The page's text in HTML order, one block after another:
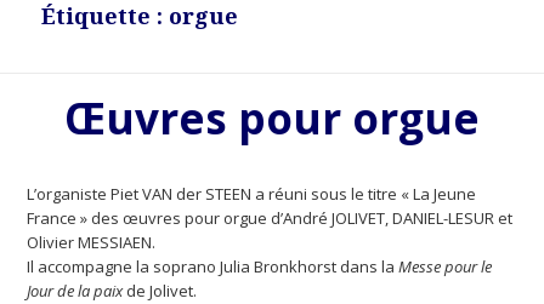
Étiquette : orgue
Œuvres pour orgue
L’organiste Piet VAN der STEEN a réuni sous le titre « La Jeune
France » des œuvres pour orgue d’André JOLIVET, DANIEL-LESUR et
Olivier MESSIAEN.
Il accompagne la soprano Julia Bronkhorst dans laMesse pour le
Jour de la paixde Jolivet.